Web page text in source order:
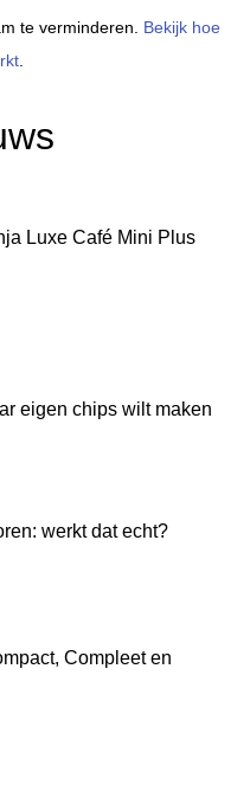
te verminderen. Bekijk hoe
Luxe Café Mini Plus
eigen chips wilt maken
werkt dat echt?
Compleet en